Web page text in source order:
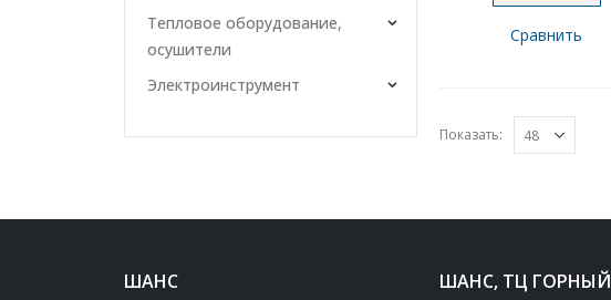
Сравнить
Показать:
Тепловое оборудование,
осушители
Электроинструмент
ШАНС ШАНС, ТЦ ГОРНЫЙ